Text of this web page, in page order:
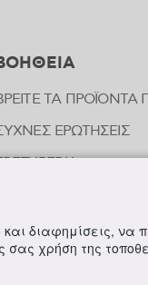
ΤΑ ΠΡΟΪΟΝΤΑ
ΕΡΩΤΗΣΕΙΣ
διαφημίσεις, να
χρήση της